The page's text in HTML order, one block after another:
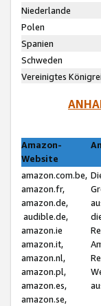
Niederlande
Polen
Spanien
Schweden
Vereinigtes
Amazon-
Website
amazon.com.be,
amazon.fr,
amazon.de,
audible.de,
amazon.ie
amazon.it,
amazon.nl,
amazon.pl,
amazon.es,
amazon.se,